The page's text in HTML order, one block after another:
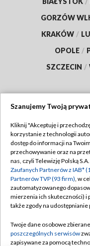
GORZÓW
KRAKÓW /
OPOLE /
SZCZECIN /
Abonament TVP
Emisja w TVP
Centrum informacji
Naziemna Telewizja
Rada Programowa
Szanujemy Twoją
Kliknij "Akceptuję i
korzystanie z technologii
dostęp do informacji na
przechowywanie oraz na
nas, czyli Telewizję Polską
Zaufanych Partnerów z IAB*
Partnerów TVP (93 firm), w
zautomatyzowanego
mierzenia ich skuteczności) i
także zgody na
Twoje dane osobowe
poszczególnych serwisów
zapisywane za pomocą